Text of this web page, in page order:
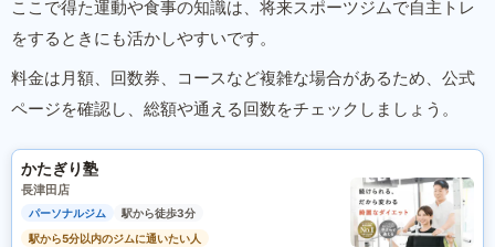
ここで得た運動や食事の知識は、将来スポーツジムで自主トレ
をするときにも活かしやすいです。
料金は月額、回数券、コースなど複雑な場合があるため、公式
ページを確認し、総額や通える回数をチェックしましょう。
かたぎり塾
長津田店
パーソナルジム
駅から徒歩3分
駅から5分以内のジムに通いたい人